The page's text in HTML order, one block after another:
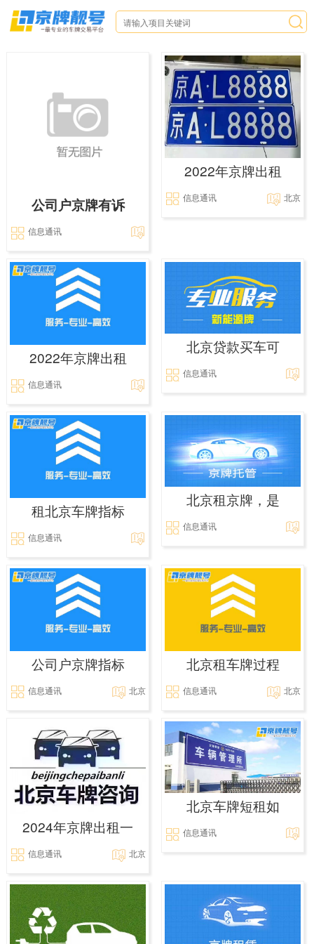
公司户京牌有诉
信息通讯
2022年京牌出租
信息通讯 北京
2022年京牌出租
信息通讯
北京贷款买车可
信息通讯
租北京车牌指标
信息通讯
北京租京牌，是
信息通讯
公司户京牌指标
信息通讯 北京
北京租车牌过程
信息通讯 北京
2024年京牌出租一
信息通讯 北京
北京车牌短租如
信息通讯